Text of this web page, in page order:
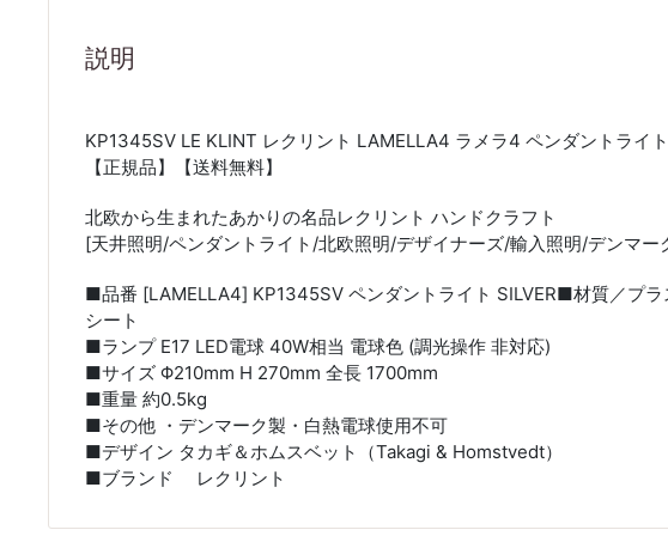
説明
KP1345SV LE KLINT レクリント LAMELLA4 ラメラ4 ペンダントライ
【正規品】【送料無料】
北欧から生まれたあかりの名品レクリント ハンドクラフト
[天井照明/ペンダントライト/北欧照明/デザイナーズ/輸入照明/デンマー
■品番 [LAMELLA4] KP1345SV ペンダントライト SILVER■材質／プラ
シート
■ランプ E17 LED電球 40W相当 電球色 (調光操作 非対応)
■サイズ Φ210mm H 270mm 全長 1700mm
■重量 約0.5kg
■その他 ・デンマーク製・白熱電球使用不可
■デザイン タカギ＆ホムスベット（Takagi & Homstvedt）
■ブランド レクリント